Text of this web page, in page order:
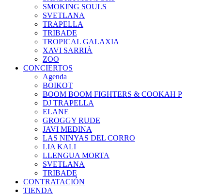
SMOKING SOULS
SVETLANA
TRAPELLA
TRIBADE
TROPICAL GALAXIA
XAVI SARRIÀ
ZOO
CONCIERTOS
Agenda
BOIKOT
BOOM BOOM FIGHTERS & COOKAH P
DJ TRAPELLA
ELANE
GROGGY RUDE
JAVI MEDINA
LAS NINYAS DEL CORRO
LIA KALI
LLENGUA MORTA
SVETLANA
TRIBADE
CONTRATACIÓN
TIENDA